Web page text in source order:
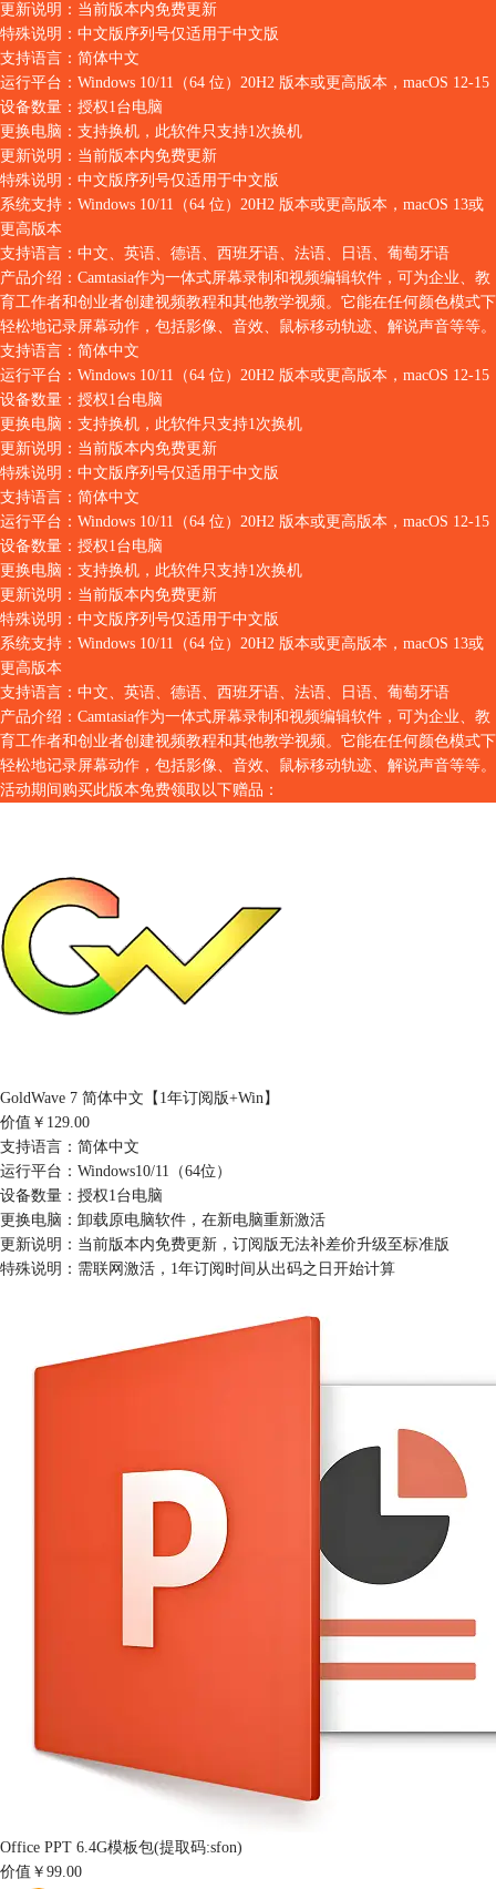
更新说明： 当前版本内免费更新
特殊说明： 中文版序列号仅适用于中文版
支持语言： 简体中文
运行平台： Windows 10/11（64 位）20H2 版本或更高版本，macOS 12-15
设备数量： 授权1台电脑
更换电脑： 支持换机，此软件只支持1次换机
更新说明： 当前版本内免费更新
特殊说明： 中文版序列号仅适用于中文版
系统支持： Windows 10/11（64 位）20H2 版本或更高版本，macOS 13或
更高版本
支持语言： 中文、英语、德语、西班牙语、法语、日语、葡萄牙语
产品介绍： Camtasia作为一体式屏幕录制和视频编辑软件，可为企业、教
育工作者和创业者创建视频教程和其他教学视频。它能在任何颜色模式下
轻松地记录屏幕动作，包括影像、音效、鼠标移动轨迹、解说声音等等。
支持语言： 简体中文
运行平台： Windows 10/11（64 位）20H2 版本或更高版本，macOS 12-15
设备数量： 授权1台电脑
更换电脑： 支持换机，此软件只支持1次换机
更新说明： 当前版本内免费更新
特殊说明： 中文版序列号仅适用于中文版
支持语言： 简体中文
运行平台： Windows 10/11（64 位）20H2 版本或更高版本，macOS 12-15
设备数量： 授权1台电脑
更换电脑： 支持换机，此软件只支持1次换机
更新说明： 当前版本内免费更新
特殊说明： 中文版序列号仅适用于中文版
系统支持： Windows 10/11（64 位）20H2 版本或更高版本，macOS 13或
更高版本
支持语言： 中文、英语、德语、西班牙语、法语、日语、葡萄牙语
产品介绍： Camtasia作为一体式屏幕录制和视频编辑软件，可为企业、教
育工作者和创业者创建视频教程和其他教学视频。它能在任何颜色模式下
轻松地记录屏幕动作，包括影像、音效、鼠标移动轨迹、解说声音等等。
活动期间购买此版本免费领取以下赠品：
GoldWave 7 简体中文【1年订阅版+Win】
价值 ￥129.00
支持语言： 简体中文
运行平台： Windows10/11（64位）
设备数量： 授权1台电脑
更换电脑： 卸载原电脑软件，在新电脑重新激活
更新说明： 当前版本内免费更新，订阅版无法补差价升级至标准版
特殊说明： 需联网激活，1年订阅时间从出码之日开始计算
Office PPT 6.4G模板包(提取码:sfon)
价值 ￥99.00